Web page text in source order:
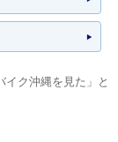
ク沖縄を見た」と